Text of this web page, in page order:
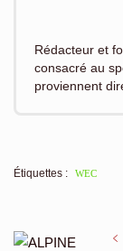
Rédacteur et
consacré au
proviennent
Étiquettes : WEC